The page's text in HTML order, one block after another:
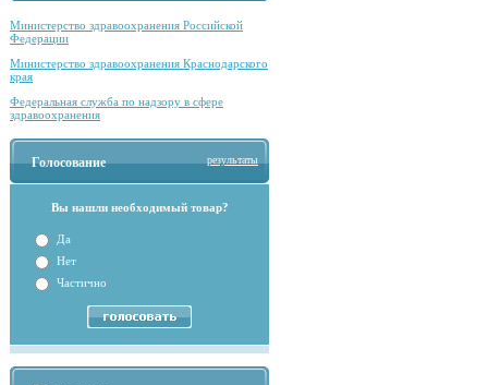
Министерство здравоохранения Российской
Федерации
Министерство здравоохранения Краснодарского
края
Федеральная служба по надзору в сфере
здравоохранения
Голосование результаты
Вы нашли необходимый товар?
Да
Нет
Частично